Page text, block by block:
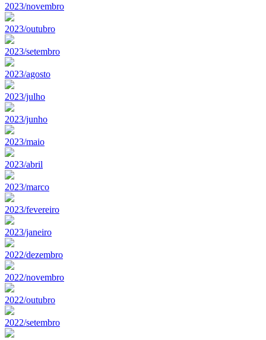
2023/novembro
2023/outubro
2023/setembro
2023/agosto
2023/julho
2023/junho
2023/maio
2023/abril
2023/marco
2023/fevereiro
2023/janeiro
2022/dezembro
2022/novembro
2022/outubro
2022/setembro